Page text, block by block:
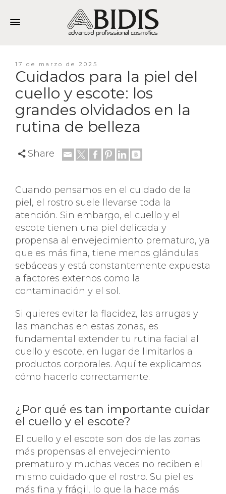
17 de marzo de 2025
Cuidados para la piel del
cuello y escote: los
grandes olvidados en la
rutina de belleza
Share
Cuando pensamos en el cuidado de la
piel, el rostro suele llevarse toda la
atención. Sin embargo, el cuello y el
escote tienen una piel delicada y
propensa al envejecimiento prematuro, ya
que es más fina, tiene menos glándulas
sebáceas y está constantemente expuesta
a factores externos como la
contaminación y el sol.
Si quieres evitar la flacidez, las arrugas y
las manchas en estas zonas, es
fundamental extender tu rutina facial al
cuello y escote, en lugar de limitarlos a
productos corporales. Aquí te explicamos
cómo hacerlo correctamente.
¿Por qué es tan importante cuidar
el cuello y el escote?
El cuello y el escote son dos de las zonas
más propensas al envejecimiento
prematuro y muchas veces no reciben el
mismo cuidado que el rostro. Su piel es
más fina y frágil, lo que la hace más